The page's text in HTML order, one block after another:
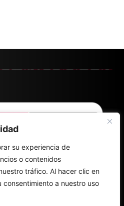
su experiencia de
o contenidos
tráfico. Al hacer clic en
consentimiento a nuestro uso